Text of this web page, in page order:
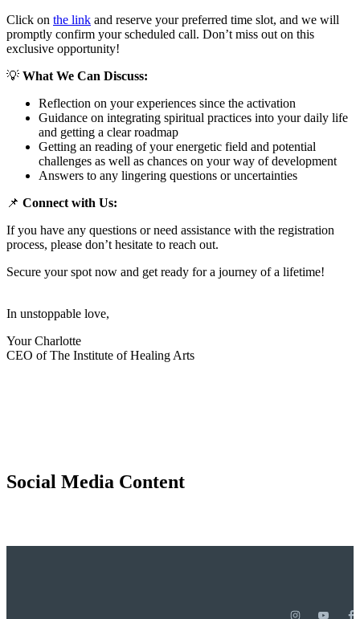
Click on the link and reserve your preferred time slot, and we will
promptly confirm your scheduled call. Don’t miss out on this
exclusive opportunity!
💡 What We Can Discuss:
Reflection on your experiences since the activation
Guidance on integrating spiritual practices into your daily life
and getting a clear roadmap
Getting an reading of your energetic field and potential
challenges as well as chances on your way of development
Answers to any lingering questions or uncertainties
📌 Connect with Us:
If you have any questions or need assistance with the registration
process, please don’t hesitate to reach out.
Secure your spot now and get ready for a journey of a lifetime!
In unstoppable love,
Your Charlotte
CEO of The Institute of Healing Arts
Social Media Content